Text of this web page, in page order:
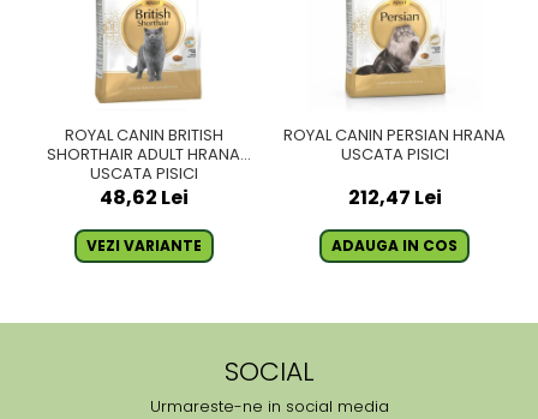
ROYAL CANIN BRITISH
SHORTHAIR ADULT HRANA
USCATA PISICI
48,62 Lei
VEZI VARIANTE
ROYAL CANIN PERSIAN HRANA
USCATA PISICI
212,47 Lei
ADAUGA IN COS
SOCIAL
Urmareste-ne in social media